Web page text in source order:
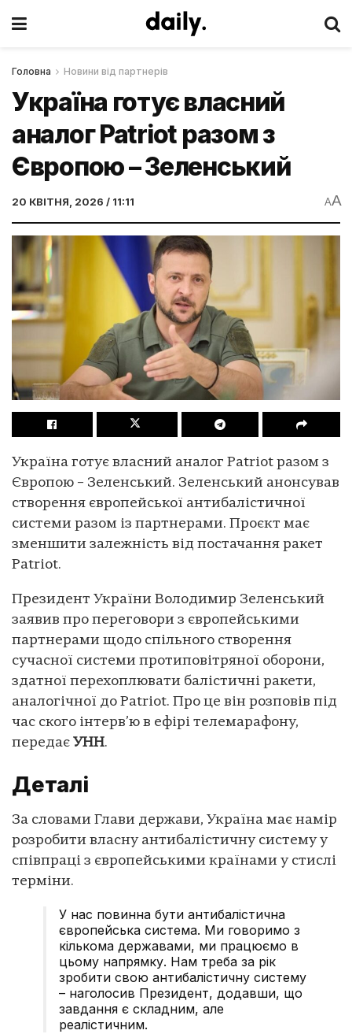
Головна Новини від партнерів
Україна готує власний
аналог Patriot разом з
Європою – Зеленський
20 КВІТНЯ, 2026 / 11:11 AA
Україна готує власний аналог Patriot разом з
Європою – Зеленський. Зеленський анонсував
створення європейської антибалістичної
системи разом із партнерами. Проєкт має
зменшити залежність від постачання ракет
Patriot.
Президент України Володимир Зеленський
заявив про переговори з європейськими
партнерами щодо спільного створення
сучасної системи протиповітряної оборони,
здатної перехоплювати балістичні ракети,
аналогічної до Patriot. Про це він розповів під
час ского інтерв’ю в ефірі телемарафону,
передає УНН.
Деталі
За словами Глави держави, Україна має намір
розробити власну антибалістичну систему у
співпраці з європейськими країнами у стислі
терміни.
У нас повинна бути антибалістична
європейська система. Ми говоримо з
кількома державами, ми працюємо в
цьому напрямку. Нам треба за рік
зробити свою антибалістичну систему
– наголосив Президент, додавши, що
завдання є складним, але
реалістичним.